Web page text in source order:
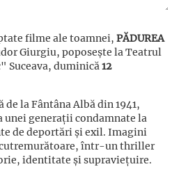
filme ale toamnei, PĂDUREA
Giurgiu, poposește la Teatrul
Suceava, duminică12
la Fântâna Albă din 1941,
generații condamnate la
de deportări și exil. Imagini
într-un thriller
identitate și supraviețuire.